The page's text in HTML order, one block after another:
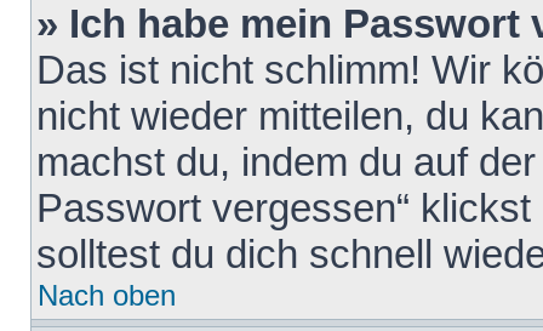
» Ich habe mein Passwort
Das ist nicht schlimm! Wir
nicht wieder mitteilen, du
machst du, indem du auf
Passwort vergessen“
solltest du dich schnell
Nach oben